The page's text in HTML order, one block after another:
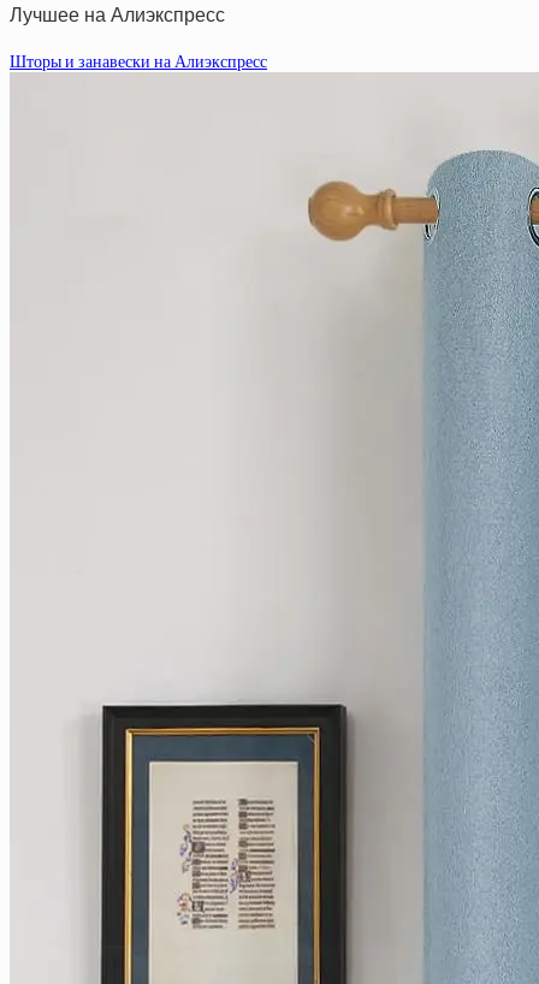
Лучшее на Алиэкспресс
Шторы и занавески на Алиэкспресс